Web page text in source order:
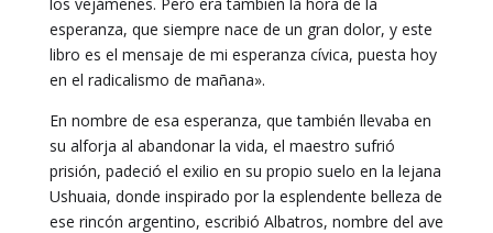
esperanza, que siempre nace de un gran dolor, y este
libro es el mensaje de mi esperanza cívica, puesta hoy
en el radicalismo de mañana».
En nombre de esa esperanza, que también llevaba en
su alforja al abandonar la vida, el maestro sufrió
prisión, padeció el exilio en su propio suelo en la lejana
Ushuaia, donde inspirado por la esplendente belleza de
ese rincón argentino, escribió Albatros, nombre del ave